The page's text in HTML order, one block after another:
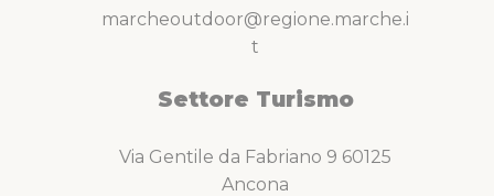
marcheoutdoor@regione.marche.i
t
Settore Turismo
Via Gentile da Fabriano 9 60125
Ancona